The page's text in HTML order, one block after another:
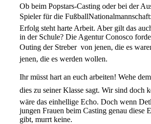
Ob beim Popstars-Casting oder bei der
Spieler für die
Erfolg steht harte Arbeit. Aber gilt das
in der Schule? Die Agentur Conosco
Outing der Streber  von jenen, die es
jenen, die es werden wollen.
Ihr müsst hart an euch arbeiten! Wehe
dies zu seiner Klasse sagt. Wir sind doch
wäre das einhellige Echo. Doch wenn
jungen Frauen beim Casting genau diese
gibt, murrt keine.